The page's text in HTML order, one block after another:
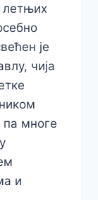
летњих
је
чија
па многе
и